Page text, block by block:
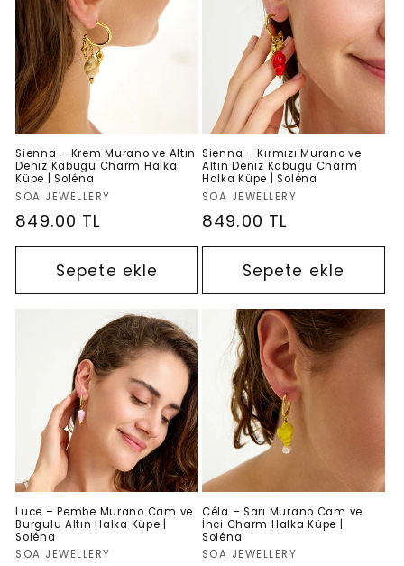
s
i
y
o
n
:
Sienna – Krem Murano ve Altın
Deniz Kabuğu Charm Halka
Küpe | Soléna
Satıcı:
SOA JEWELLERY
Normal
fiyat
849.00 TL
Sepete ekle
Sienna – Kırmızı Murano ve
Altın Deniz Kabuğu Charm
Halka Küpe | Soléna
Satıcı:
SOA JEWELLERY
Normal
fiyat
849.00 TL
Sepete ekle
Luce – Pembe Murano Cam ve
Burgulu Altın Halka Küpe |
Soléna
Satıcı:
SOA JEWELLERY
Céla – Sarı Murano Cam ve
İnci Charm Halka Küpe |
Soléna
Satıcı:
SOA JEWELLERY